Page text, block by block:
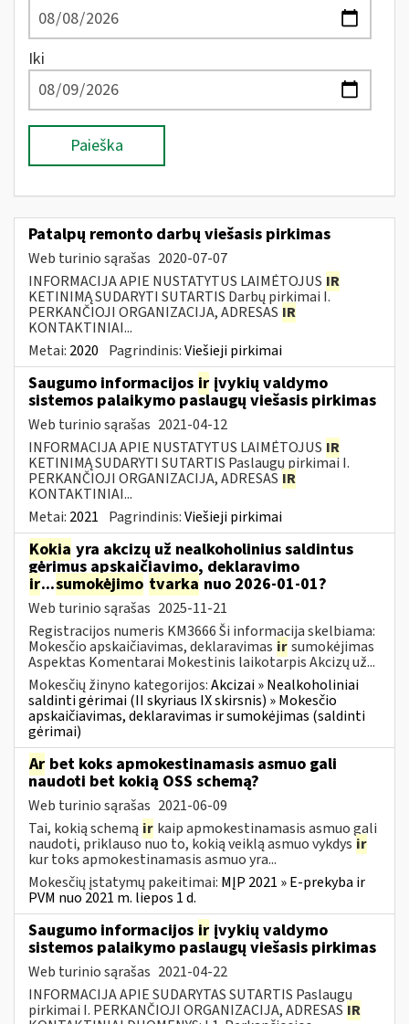
Iki
Paieška
Patalpų remonto darbų viešasis pirkimas
Web turinio sąrašas 2020-07-07
INFORMACIJA APIE NUSTATYTUS LAIMĖTOJUS IR
KETINIMĄ SUDARYTI SUTARTIS Darbų pirkimai I.
PERKANČIOJI ORGANIZACIJA, ADRESAS IR
KONTAKTINIAI...
Metai: 2020 Pagrindinis:Viešieji pirkimai
Saugumo informacijos ir įvykių valdymo
sistemos palaikymo paslaugų viešasis pirkimas
Web turinio sąrašas 2021-04-12
INFORMACIJA APIE NUSTATYTUS LAIMĖTOJUS IR
KETINIMĄ SUDARYTI SUTARTIS Paslaugų pirkimai I.
PERKANČIOJI ORGANIZACIJA, ADRESAS IR
KONTAKTINIAI...
Metai: 2021 Pagrindinis:Viešieji pirkimai
Kokia yra akcizų už nealkoholinius saldintus
gėrimus apskaičiavimo, deklaravimo
ir...sumokėjimo tvarka nuo 2026-01-01?
Web turinio sąrašas 2025-11-21
Registracijos numeris KM3666 Ši informacija skelbiama:
Mokesčio apskaičiavimas, deklaravimas irsumokėjimas
Aspektas Komentarai Mokestinis laikotarpis Akcizų už...
Mokesčių žinyno kategorijos:Akcizai » Nealkoholiniai
saldinti gėrimai (II skyriaus IX skirsnis) » Mokesčio
apskaičiavimas, deklaravimas ir sumokėjimas (saldinti
gėrimai)
Ar bet koks apmokestinamasis asmuo gali
naudoti bet kokią OSS schemą?
Web turinio sąrašas 2021-06-09
Tai, kokią schemą ir kaip apmokestinamasis asmuo gali
naudoti, priklauso nuo to, kokią veiklą asmuo vykdys ir
kur toks apmokestinamasis asmuo yra...
Mokesčių įstatymų pakeitimai: MĮP 2021 » E-prekyba ir
PVM nuo 2021 m. liepos 1 d.
Saugumo informacijos ir įvykių valdymo
sistemos palaikymo paslaugų viešasis pirkimas
Web turinio sąrašas 2021-04-22
INFORMACIJA APIE SUDARYTAS SUTARTIS Paslaugų
pirkimai I. PERKANČIOJI ORGANIZACIJA, ADRESAS IR